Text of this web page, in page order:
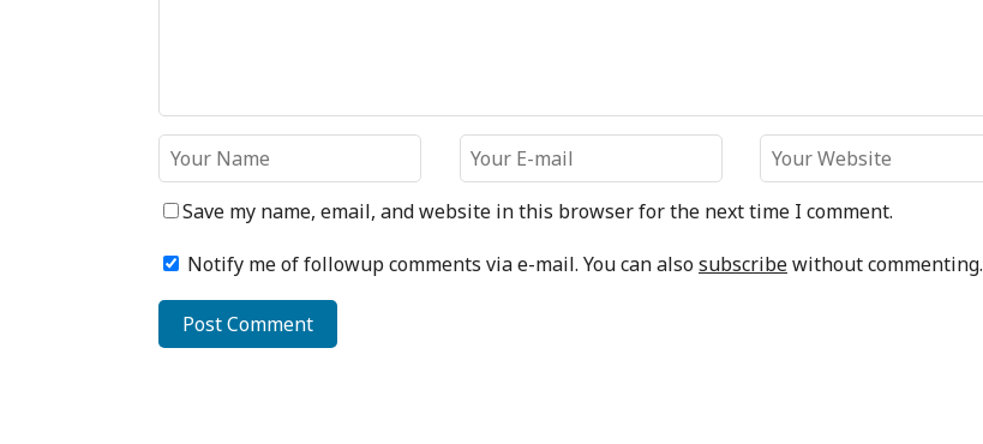
Save my name, email, and website in this browser for the next time I comment.
Notify me of followup comments via e-mail. You can alsosubscribewithout commenting.